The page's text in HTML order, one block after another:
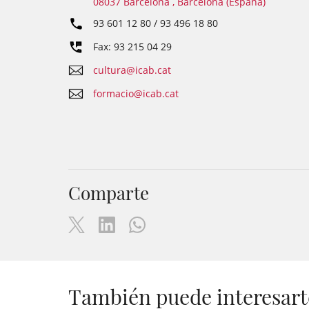
93 601 12 80 / 93 496 18 80
Fax: 93 215 04 29
cultura@icab.cat
formacio@icab.cat
Comparte
También puede